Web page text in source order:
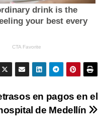
en pagos en el
de Medellín